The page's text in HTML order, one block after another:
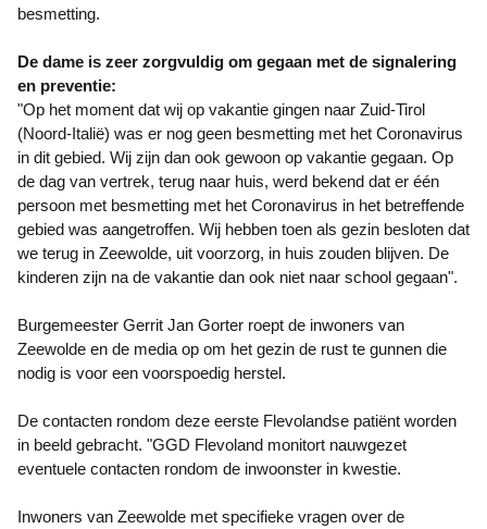
besmetting.
De dame is zeer zorgvuldig om gegaan met de signalering
en preventie:
"Op het moment dat wij op vakantie gingen naar Zuid-Tirol
(Noord-Italië) was er nog geen besmetting met het Coronavirus
in dit gebied. Wij zijn dan ook gewoon op vakantie gegaan. Op
de dag van vertrek, terug naar huis, werd bekend dat er één
persoon met besmetting met het Coronavirus in het betreffende
gebied was aangetroffen. Wij hebben toen als gezin besloten dat
we terug in Zeewolde, uit voorzorg, in huis zouden blijven. De
kinderen zijn na de vakantie dan ook niet naar school gegaan".
Burgemeester Gerrit Jan Gorter roept de inwoners van
Zeewolde en de media op om het gezin de rust te gunnen die
nodig is voor een voorspoedig herstel.
De contacten rondom deze eerste Flevolandse patiënt worden
in beeld gebracht. "GGD Flevoland monitort nauwgezet
eventuele contacten rondom de inwoonster in kwestie.
Inwoners van Zeewolde met specifieke vragen over de